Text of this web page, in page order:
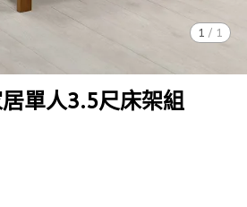
1 / 1
單人3.5尺床架組